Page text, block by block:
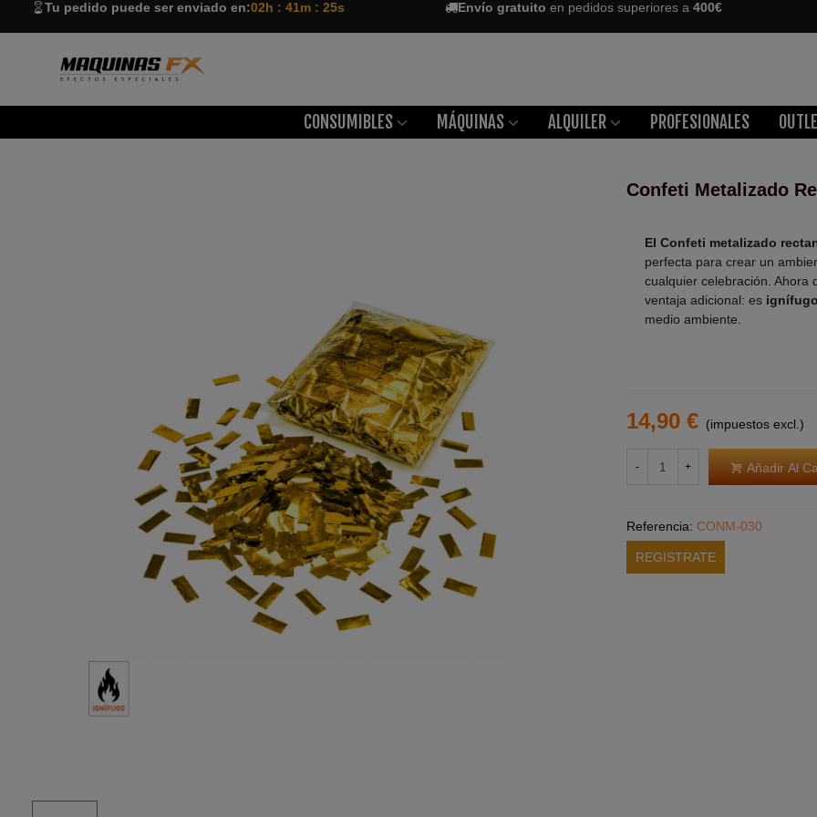
Tu pedido puede ser enviado en:02h : 41m : 24s Envío gratuito en pedidos superiores a 400€
CONSUMIBLES MÁQUINAS ALQUILER PROFESIONALES
Confeti Metalizado
El Confeti metalizado
perfecta para crear un
cualquier celebración. Ahora
ventaja adicional: es ignífugo
medio ambiente.
14,90 € (impuestos excl.)
- + Añadir Al
Referencia: CONM-030
REGISTRATE